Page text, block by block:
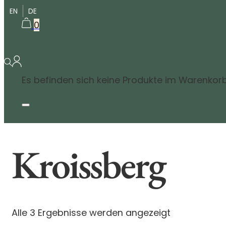
EN DE
0
Es befinden sich keine Produkte im
Kroissberg
Alle 3 Ergebnisse werden angezeigt